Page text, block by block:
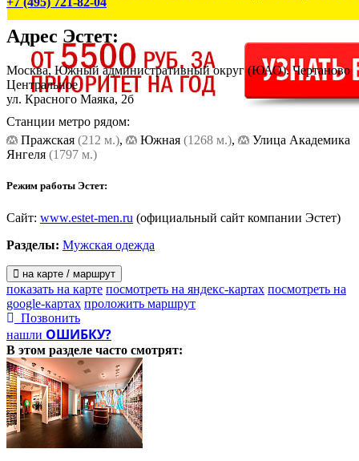
Адрес Эстет:
Москва, Южный административный округ (ЮАО). Чертаново
Центральное
ул. Красного Маяка, 2б
Станции метро рядом:
Пражская (212 м.), Южная (1268 м.),
Улица Академика
Янгеля (1797 м.)
Режим работы Эстет:
Сайт: www.estet-men.ru (официальный сайт компании Эстет)
Разделы: Мужская одежда
на карте / маршрут
показать на карте посмотреть на яндекс-картах посмотреть на
google-картах проложить маршрут
Позвонить
нашли ОШИБКУ?
В этом разделе часто смотрят: